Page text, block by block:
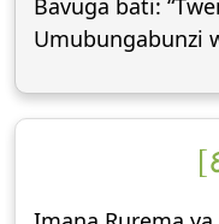
Bavuga bati:
Umubungabunzi